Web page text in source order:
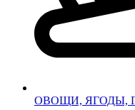
ОВОЩИ, ЯГОДЫ,